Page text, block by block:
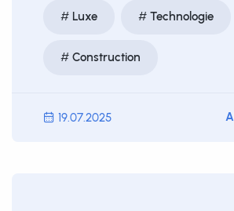
Luxe Technologie
Construction
19.07.2025